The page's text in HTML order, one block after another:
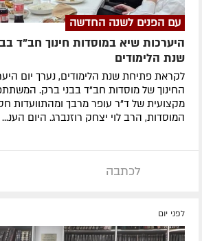
עם הפנים לשנה החדשה
היערכות שיא במוסדות חינוך חב"ד
שנת הלימודים
לקראת פתיחת שנת הלימודים, נערך יום
החינוך של מוסדות חב"ד בבני ברק.
מקצועית של ד"ר עופר מרבך ומהתוועדות
המוסדות, הרב לוי יצחק רוזנברג. היום הענ...
לכתבה
לפני יום